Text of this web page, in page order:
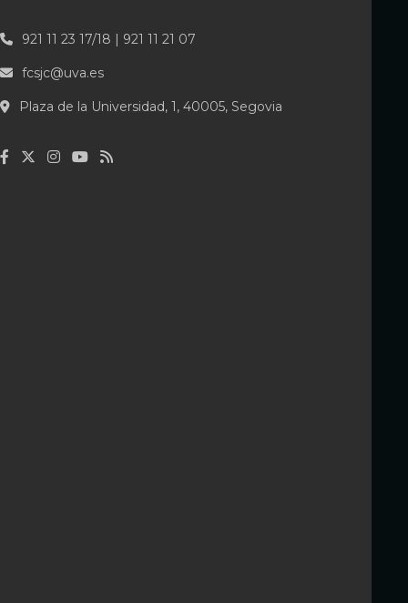
921 11 23 17/18 | 921 11 21 07
fcsjc@uva.es
Plaza de la Universidad, 1, 40005, Segovia